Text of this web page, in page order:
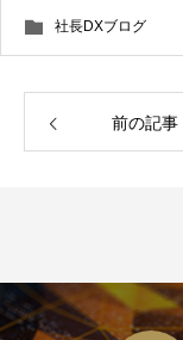
社長DXブログ
前の記事